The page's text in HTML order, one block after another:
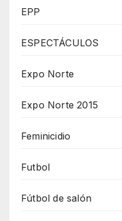
EPP
ESPECTÁCULOS
Expo Norte
Expo Norte 2015
Feminicidio
Futbol
Fútbol de salón